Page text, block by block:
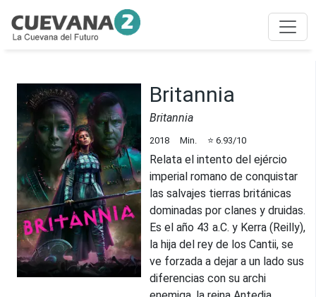
Britannia
Britannia
2018 Min. ⭐ 6.93/10
Relata el intento del ejércio
imperial romano de conquistar
las salvajes tierras británicas
dominadas por clanes y druidas.
Es el año 43 a.C. y Kerra (Reilly),
la hija del rey de los Cantii, se
ve forzada a dejar a un lado sus
diferencias con su archi